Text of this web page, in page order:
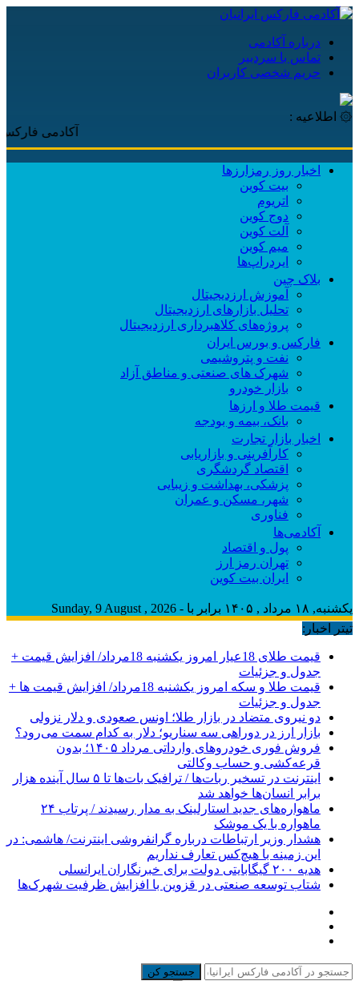
درباره آکادمی
تماس با سردبیر
حریم شخصی کاربران
۞ اطلاعیه :
آکادمی فارکس
اخبار روز رمزارزها
بیت کوین
اتریوم
دوج کوین
آلت کوین
میم کوین‌
ایردراپ‌ها
بلاک چین
آموزش ارزدیجیتال
تحلیل بازارهای ارزدیجیتال
پروژه‌های کلاهبرداری ارزدیجیتال
فارکس و بورس ایران
نفت و پتروشیمی
شهرک های صنعتی و مناطق آزاد
بازار خودرو
قیمت طلا و ارزها
بانک، بیمه و بودجه
اخبار بازار تجارت
کارآفرینی و بازاریابی
اقتصاد گردشگری
پزشکی، بهداشت و زیبایی
شهر، مسکن و عمران
فناوری
آکادمی‌ها
پول و اقتصاد
تهران رمز ارز
ایران بیت کوین
یکشنبه, ۱۸ مرداد , ۱۴۰۵ برابر با - Sunday, 9 August , 2026
تیتر اخبار:
قیمت طلای 18عیار امروز یکشنبه 18مرداد/ افزایش قیمت +
جدول و جزئیات
قیمت طلا و سکه امروز یکشنبه 18مرداد/ افزایش قیمت ها +
جدول و جزئیات
دو نیروی متضاد در بازار طلا؛ اونس صعودی و دلار نزولی
بازار ارز در دوراهی سه سناریو؛ دلار به کدام سمت می‌رود؟
فروش فوری خودروهای وارداتی مرداد ۱۴۰۵؛ بدون
قرعه‌کشی و حساب وکالتی
اینترنت در تسخیر ربات‌ها / ترافیک بات‌ها تا ۵ سال آینده هزار
برابر انسان‌ها خواهد شد
ماهواره‌های جدید استارلینک به مدار رسیدند / پرتاب ۲۴
ماهواره با یک موشک
هشدار وزیر ارتباطات درباره گرانفروشی اینترنت/ هاشمی: در
این زمینه با هیچ‌کس تعارف نداریم
هدیه ۲۰۰ گیگابایتی دولت برای خبرنگاران ایرانسلی
شتاب توسعه صنعتی در قزوین با افزایش ظرفیت شهرک‌ها
جستجو کن